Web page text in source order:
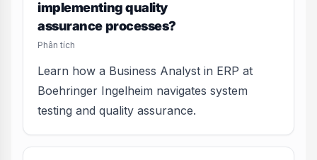
implementing quality
assurance processes?
Phân tích
Learn how a Business Analyst in ERP at
Boehringer Ingelheim navigates system
testing and quality assurance.